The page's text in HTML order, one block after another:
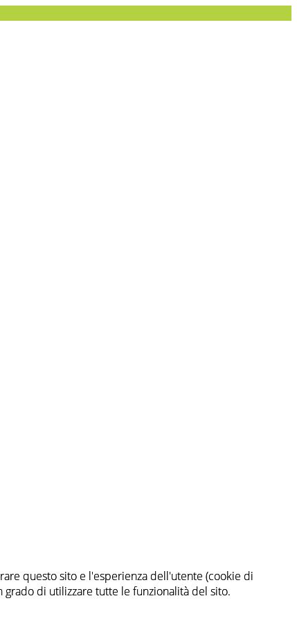
questo sito e l'esperienza dell'utente (cookie di
di utilizzare tutte le funzionalità del sito.
questo sito e l'esperienza dell'utente (cookie di
di utilizzare tutte le funzionalità del sito.